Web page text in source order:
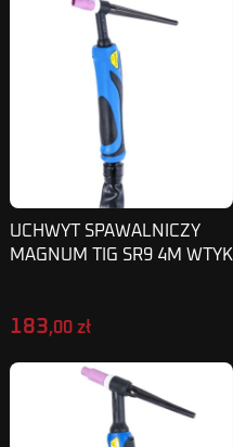
UCHWYT SPAWALNICZY
MAGNUM TIG SR9 4M WTYK
183,00 zł